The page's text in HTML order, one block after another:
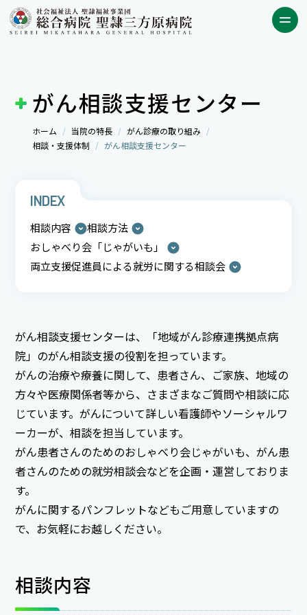
がん相談支援センター
ホーム 当院の特長
がん診療の取り組み
相談・支援体制
がん相談支援センター
INDEX
相談内容
相談方法
おしゃべり会「じゃがいも」
両立支援促進員による就労に関する相談会
がん相談支援センターは、「地域がん診療連携拠点病
院」のがん相談支援の役割を担っています。
がんの治療や療養に関して、患者さん、ご家族、地域の
方々や医療関係者等から、さまざまなご質問や相談に応
じています。がんについて詳しい看護師やソーシャルワ
ーカーが、相談を担当しています。
がん患者さんのためのおしゃべり会じゃがいも、がん患
者さんのための就労相談会などを企画・運営しておりま
す。
がんに関するパンフレットなどもご用意していますの
で、お気軽にお越しください。
相談内容